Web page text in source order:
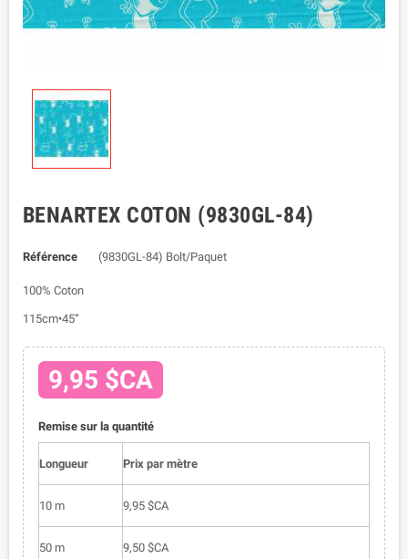
BENARTEX COTON (9830GL-84)
Référence (9830GL-84) Bolt/Paquet
100% Coton
115cm•45”
9,95 $CA
Remise sur la quantité
Longueur Prix par mètre
10 m 9,95 $CA
50 m 9,50 $CA